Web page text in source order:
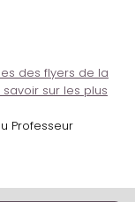
des flyers de la
savoir sur les plus
Professeur